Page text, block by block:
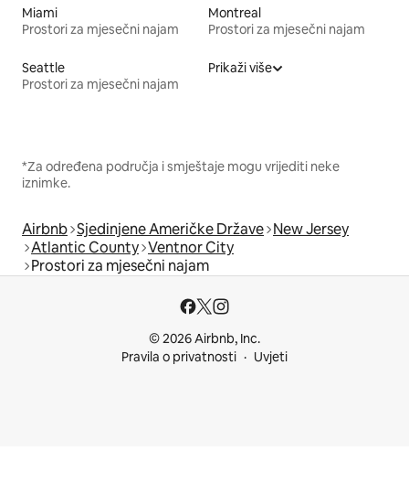
Miami
Prostori za mjesečni najam
Montreal
Prostori za mjesečni najam
Seattle
Prostori za mjesečni najam
Prikaži više
*Za određena područja i smještaje mogu vrijediti neke
iznimke.
Airbnb Sjedinjene Američke Države New Jersey
Atlantic County Ventnor City
Prostori za mjesečni najam
© 2026 Airbnb, Inc.
Pravila o privatnosti
Uvjeti